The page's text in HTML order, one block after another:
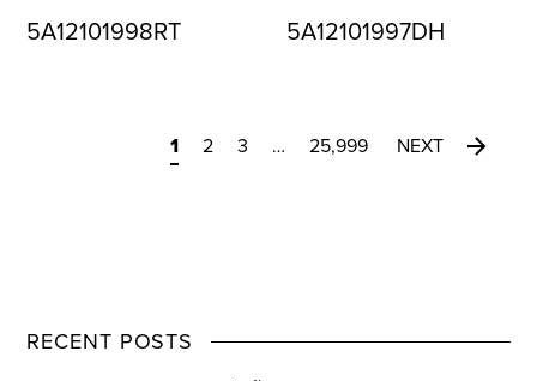
5A12101998RT 5A12101997DH
1 2 3 … 25,999 NEXT
RECENT POSTS